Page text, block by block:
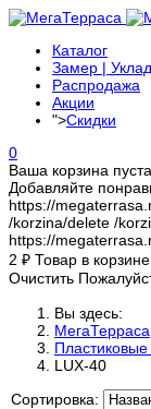
Каталог
Замер |
Распродажа
Акции
">Скидки
0
Ваша корзина пуста
Добавляйте
https://
/korzina/delete /
https://
2 ₽ Товар в корзине
Очистить
Вы здесь:
МегаТерраса
LUX-40
Сортировка: